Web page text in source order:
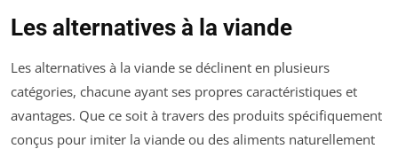
Les alternatives à la viande
Les alternatives à la viande se déclinent en plusieurs
catégories, chacune ayant ses propres caractéristiques et
avantages. Que ce soit à travers des produits spécifiquement
conçus pour imiter la viande ou des aliments naturellement